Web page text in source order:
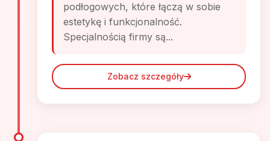
podłogowych, które łączą w sobie
estetykę i funkcjonalność.
Specjalnością firmy są...
Zobacz szczegóły